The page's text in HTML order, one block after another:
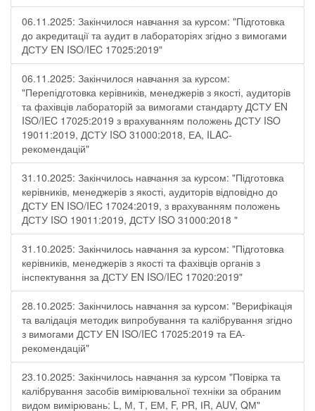
06.11.2025: Закінчилося навчання за курсом: "Підготовка
до акредитації та аудит в лабораторіях згідно з вимогами
ДСТУ EN ISO/IEC 17025:2019"
06.11.2025: Закінчилося навчання за курсом:
"Перепідготовка керівників, менеджерів з якості, аудиторів
та фахівців лабораторій за вимогами стандарту ДСТУ EN
ISO/IEC 17025:2019 з врахуванням положень ДСТУ ISO
19011:2019, ДСТУ ISO 31000:2018, ЕА, ILAC-
рекомендацій"
31.10.2025: Закінчилось навчання за курсом: "Підготовка
керівників, менеджерів з якості, аудиторів відповідно до
ДСТУ EN ISO/IEC 17024:2019, з врахуванням положень
ДСТУ ISO 19011:2019, ДСТУ ISO 31000:2018 "
31.10.2025: Закінчилось навчання за курсом: "Підготовка
керівників, менеджерів з якості та фахівців органів з
інспектування за ДСТУ EN ISO/IEC 17020:2019"
28.10.2025: Закінчилось навчання за курсом: "Верифікація
та валідація методик випробування та калібрування згідно
з вимогами ДСТУ EN ISO/IEC 17025:2019 та ЕА-
рекомендацій"
23.10.2025: Закінчилось навчання за курсом "Повірка та
калібрування засобів вимірювальної техніки за обраним
видом вимірювань: L, М, Т, ЕМ, F, РR, ІR, АUV, QМ"